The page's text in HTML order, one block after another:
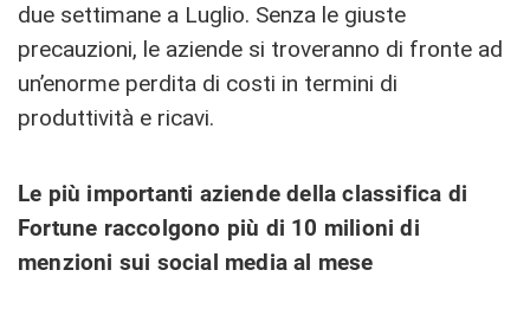
due settimane a Luglio. Senza le giuste
precauzioni, le aziende si troveranno di fronte ad
un’enorme perdita di costi in termini di
produttività e ricavi.
Le più importanti aziende della classifica di
Fortune raccolgono più di 10 milioni di
menzioni sui social media al mese